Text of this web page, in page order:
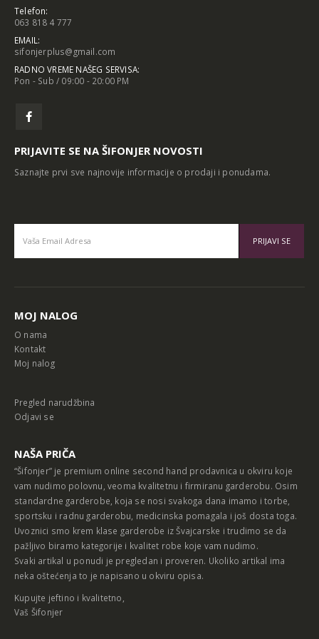
Telefon:
063 818 4 777
EMAIL:
sifonjerplus@gmail.com
RADNO VREME NAŠEG SERVISA:
Pon - Sub / 09:00 - 20:00 PM
PRIJAVITE SE NA ŠIFONJER NOVOSTI
Saznajte prvi sve najnovije informacije o prodaji i ponudama.
MOJ NALOG
O nama
Kontakt
Moj nalog
Pregled narudžbina
Odjavi se
NAŠA PRIČA
“Šifonjer” je premium online second hand prodavnica u okviru koje
vam nudimo polovnu, veoma kvalitetnu i firmiranu garderobu. Osim
standardne garderobe, koja se nosi svakoga dana imamo i torbe,
sportsku i radnu garderobu, medicinska pomagala i još dosta toga.
Uvoznici smo krem klase garderobe iz Švajcarske i trudimo se da
pažljivo biramo kategorije i kvalitet robe koje vam nudimo.
Svaki artikal u ponudi je pregledan i proveren. Ukoliko artikal ima
neka oštećenja to je napisano u okviru opisa.
Kupujte jeftino i kvalitetno,
Vaš Šifonjer